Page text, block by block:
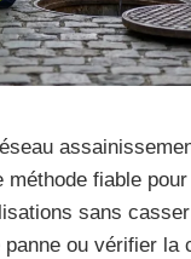
fiable
sans
ou vérifier la